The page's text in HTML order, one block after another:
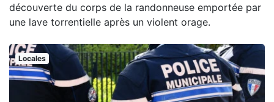
découverte du corps de la randonneuse emportée par
une lave torrentielle après un violent orage.
Locales